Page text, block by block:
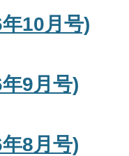
10月号)
9月号)
8月号)